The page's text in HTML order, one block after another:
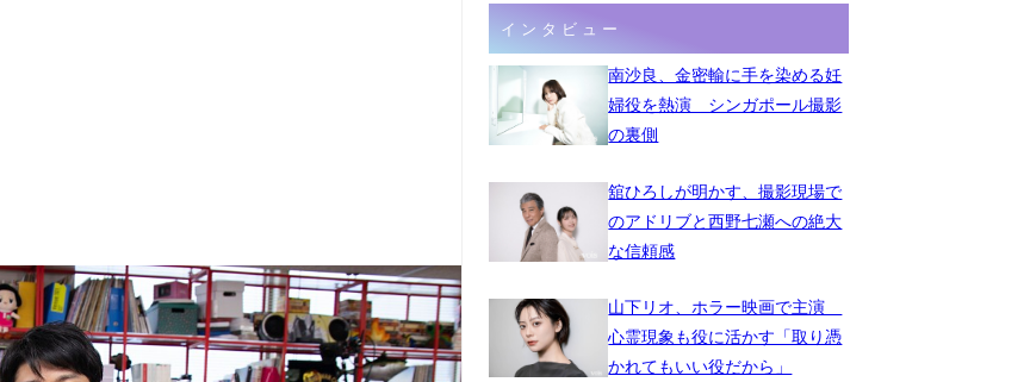
インタビュー
南沙良、金密輸に手を染める妊
婦役を熱演 シンガポール撮影
の裏側
舘ひろしが明かす、撮影現場で
のアドリブと西野七瀬への絶大
な信頼感
山下リオ、ホラー映画で主演
心霊現象も役に活かす「取り憑
かれてもいい役だから」